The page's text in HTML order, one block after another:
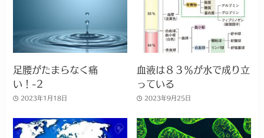
足腰がたまらなく痛
い！-2
2023年1月18日
血液は８３％が水で成り立
っている
2023年9月25日